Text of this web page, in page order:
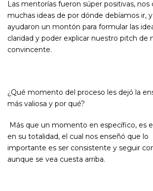
Las mentorías fueron súper positivas, nos
muchas ideas de por dónde debíamos ir,
ayudaron un montón para formular las
claridad y poder explicar nuestro pitch de
convincente.
¿Qué momento del proceso les dejó la
más valiosa y por qué?
Más que un momento en específico, es
en su totalidad, el cual nos enseñó que lo
importante es ser consistente y seguir
aunque se vea cuesta arriba.